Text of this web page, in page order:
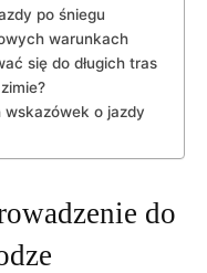
po śniegu
warunkach
się do długich tras
wskazówek o jazdy
do